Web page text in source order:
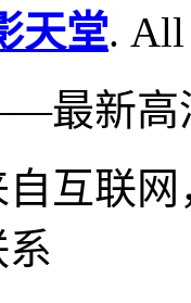
天堂. All
最新高
互联